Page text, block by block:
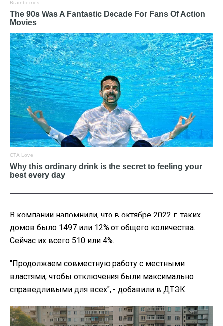
В компании напомнили, что в октябре 2022 г. таких
домов было 1497 или 12% от общего количества.
Сейчас их всего 510 или 4%.
"Продолжаем совместную работу с местными
властями, чтобы отключения были максимально
справедливыми для всех", - добавили в ДТЭК.